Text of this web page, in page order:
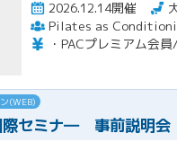
2026.12.14開催
Pilates as
(WEB)
セミナ― 事前説明会